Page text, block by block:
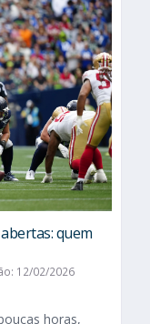
quem
12/02/2026
horas,